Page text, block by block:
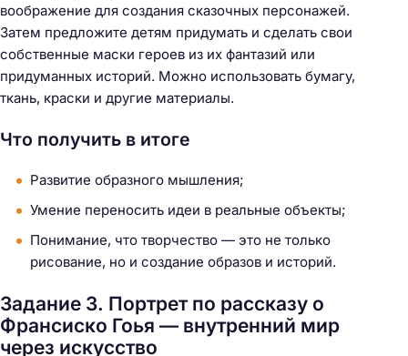
воображение для создания сказочных персонажей.
Затем предложите детям придумать и сделать свои
собственные маски героев из их фантазий или
придуманных историй. Можно использовать бумагу,
ткань, краски и другие материалы.
Что получить в итоге
Развитие образного мышления;
Умение переносить идеи в реальные объекты;
Понимание, что творчество — это не только
рисование, но и создание образов и историй.
Задание 3. Портрет по рассказу о
Франсиско Гоья — внутренний мир
через искусство